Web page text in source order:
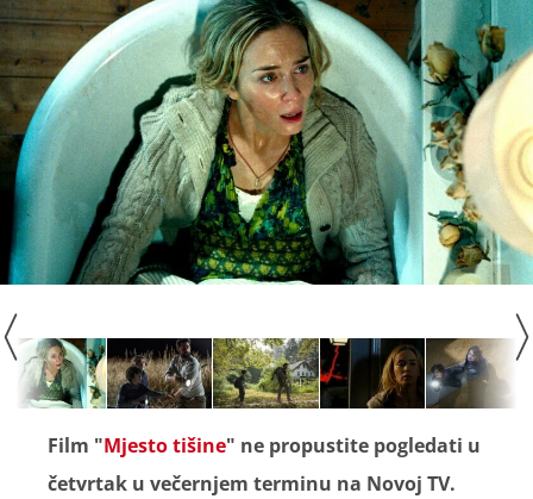
Film "Mjesto tišine" ne propustite pogledati u
četvrtak u večernjem terminu na Novoj TV.